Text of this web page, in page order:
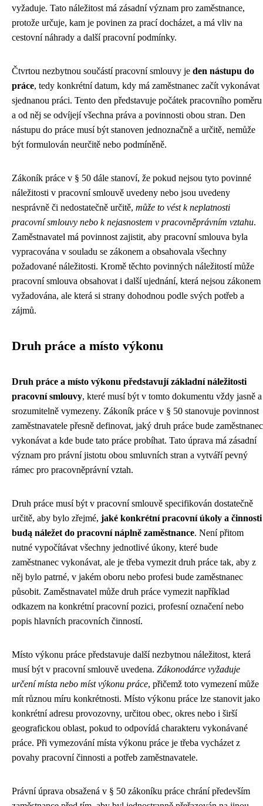
vyžaduje. Tato náležitost má zásadní význam pro zaměstnance,
protože určuje, kam je povinen za prací docházet, a má vliv na
cestovní náhrady a další pracovní podmínky.
Čtvrtou nezbytnou součástí pracovní smlouvy je den nástupu do
práce, tedy konkrétní datum, kdy má zaměstnanec začít vykonávat
sjednanou práci. Tento den představuje počátek pracovního poměru
a od něj se odvíjejí všechna práva a povinnosti obou stran. Den
nástupu do práce musí být stanoven jednoznačně a určitě, nemůže
být formulován neurčitě nebo podmíněně.
Zákoník práce v § 50 dále stanoví, že pokud nejsou tyto povinné
náležitosti v pracovní smlouvě uvedeny nebo jsou uvedeny
nesprávně či nedostatečně určitě, může to vést k neplatnosti
pracovní smlouvy nebo k nejasnostem v pracovněprávním vztahu.
Zaměstnavatel má povinnost zajistit, aby pracovní smlouva byla
vypracována v souladu se zákonem a obsahovala všechny
požadované náležitosti. Kromě těchto povinných náležitostí může
pracovní smlouva obsahovat i další ujednání, která nejsou zákonem
vyžadována, ale která si strany dohodnou podle svých potřeb a
zájmů.
Druh práce a místo výkonu
Druh práce a místo výkonu představují základní náležitosti
pracovní smlouvy, které musí být v tomto dokumentu vždy jasně a
srozumitelně vymezeny. Zákoník práce v § 50 stanovuje povinnost
zaměstnavatele přesně definovat, jaký druh práce bude zaměstnanec
vykonávat a kde bude tato práce probíhat. Tato úprava má zásadní
význam pro právní jistotu obou smluvních stran a vytváří pevný
rámec pro pracovněprávní vztah.
Druh práce musí být v pracovní smlouvě specifikován dostatečně
určitě, aby bylo zřejmé, jaké konkrétní pracovní úkoly a činnosti
budą náležet do pracovní náplně zaměstnance. Není přitom
nutné vypočítávat všechny jednotlivé úkony, které bude
zaměstnanec vykonávat, ale je třeba vymezit druh práce tak, aby z
něj bylo patrné, v jakém oboru nebo profesi bude zaměstnanec
působit. Zaměstnavatel může druh práce vymezit například
odkazem na konkrétní pracovní pozici, profesní označení nebo
popis hlavních pracovních činností.
Místo výkonu práce představuje další nezbytnou náležitost, která
musí být v pracovní smlouvě uvedena. Zákonodárce vyžaduje
určení místa nebo míst výkonu práce, přičemž toto vymezení může
mít různou míru konkrétnosti. Místo výkonu práce lze stanovit jako
konkrétní adresu provozovny, určitou obec, okres nebo i širší
geografickou oblast, pokud to odpovídá charakteru vykonávané
práce. Při vymezování místa výkonu práce je třeba vycházet z
povahy pracovní činnosti a potřeb zaměstnavatele.
Právní úprava obsažená v § 50 zákoníku práce chrání především